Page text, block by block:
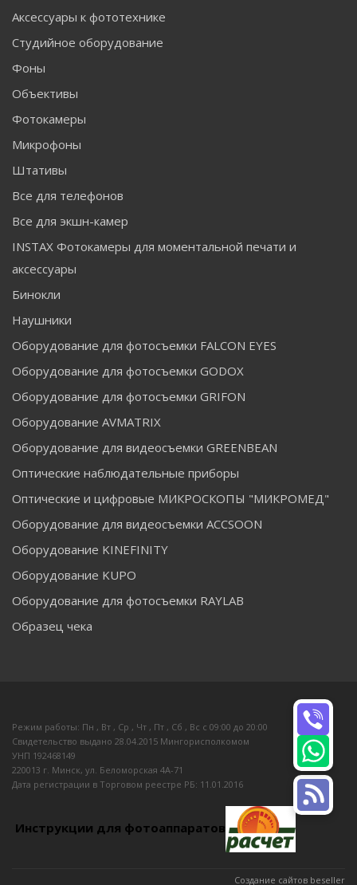
Аксессуары к фототехнике
Студийное оборудование
Фоны
Объективы
Фотокамеры
Микрофоны
Штативы
Все для телефонов
Все для экшн-камер
INSTAX Фотокамеры для моментальной печати и
аксессуары
Бинокли
Наушники
Оборудование для фотосъемки FALCON EYES
Оборудование для фотосъемки GODOX
Оборудование для фотосъемки GRIFON
Оборудование AVMATRIX
Оборудование для видеосъемки GREENBEAN
Оптические наблюдательные приборы
Оптические и цифровые МИКРОСКОПЫ "МИКРОМЕД"
Оборудование для видеосъемки ACCSOON
Оборудование KINEFINITY
Оборудование KUPO
Оборудование для фотосъемки RAYLAB
Образец чека
Режим работы: Пн , Вт , Ср , Чт , Пт , Сб , Вс c 09:00 до 20:00
Свидетельство выдано 28.04.2015 Мингорисполкомом
УНП 192468149
220013 г. Минск, ул. Беломорская 4А-71
Дата регистрации в Торговом реестре РБ: 11.01.2016
Инструкции для фотоаппаратов
Создание сайтов beseller